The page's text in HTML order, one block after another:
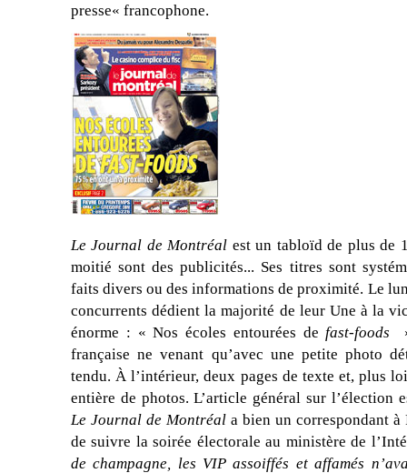
presse« francophone.
Le Journal de Montréal est un tabloïd de plus de
moitié sont des publicités... Ses titres sont
faits divers ou des informations de proximité. Le
concurrents dédient la majorité de leur Une à la
énorme : « Nos écoles entourées defast-foods
française ne venant qu’avec une petite photo
tendu. À l’intérieur, deux pages de texte et, plus
entière de photos. L’article général sur l’élection
Le Journal de Montréal a bien un correspondant
de suivre la soirée électorale au ministère de
de champagne, les VIP assoiffés et affamés